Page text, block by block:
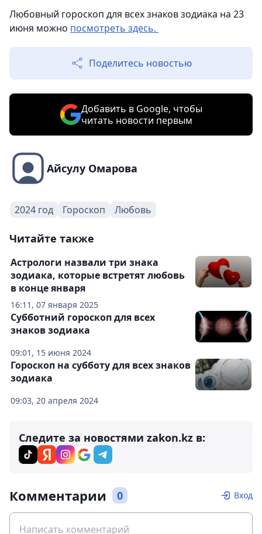
Любовный гороскоп для всех знаков зодиака на 23
июня можно посмотреть здесь.
Поделитесь новостью
Добавить в Google, чтобы
читать новости первым
Айсулу Омарова
2024 год Гороскоп Любовь
Читайте также
16:11, 07 января 2025
Астрологи назвали три знака
зодиака, которые встретят любовь
в конце января
09:01, 15 июня 2024
Субботний гороскоп для всех
знаков зодиака
09:03, 20 апреля 2024
Гороскоп на субботу для всех знаков
зодиака
Следите за новостями zakon.kz в:
Комментарии 0 Вход